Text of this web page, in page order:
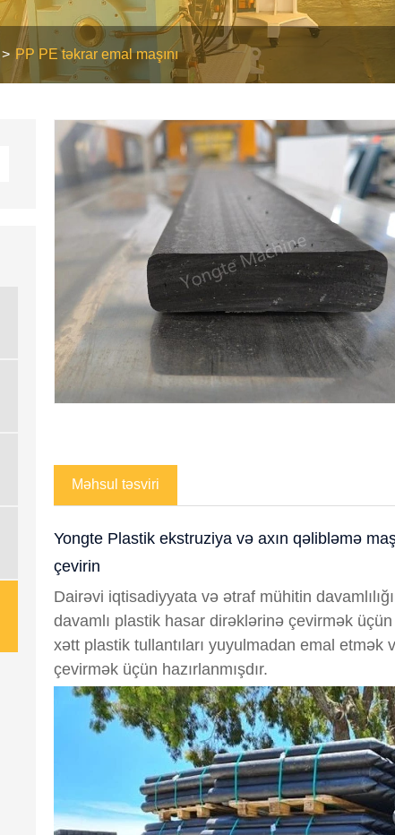
PP PE təkrar emal maşını
Məhsul təsviri
Yongte Plastik ekstruziya və axın qəlibləmə
çevirin
Dairəvi iqtisadiyyata və ətraf mühitin
davamlı plastik hasar dirəklərinə çevirmək
xətt plastik tullantıları yuyulmadan emal etmək
çevirmək üçün hazırlanmışdır.